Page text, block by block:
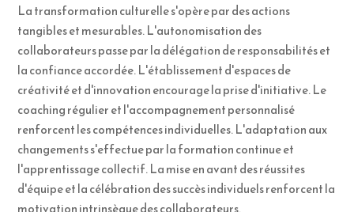
La transformation culturelle s'opère par des actions
tangibles et mesurables. L'autonomisation des
collaborateurs passe par la délégation de responsabilités et
la confiance accordée. L'établissement d'espaces de
créativité et d'innovation encourage la prise d'initiative. Le
coaching régulier et l'accompagnement personnalisé
renforcent les compétences individuelles. L'adaptation aux
changements s'effectue par la formation continue et
l'apprentissage collectif. La mise en avant des réussites
d'équipe et la célébration des succès individuels renforcent la
motivation intrinsèque des collaborateurs.